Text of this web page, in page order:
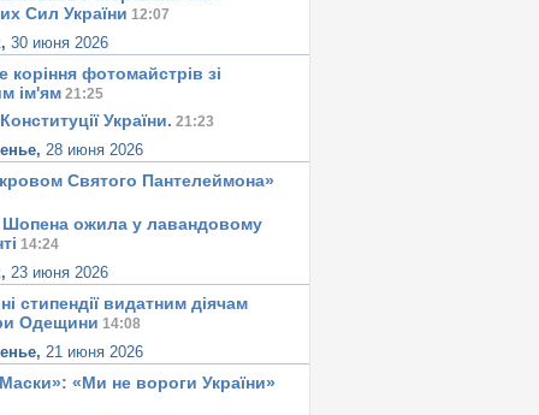
Сил України 12:07
30 июня 2026
корiння фотомайстрiв зі
iм'ям 21:25
України. 21:23
28 июня 2026
Святого Пантелеймона»
Шопена ожила у лавандовому
14:24
23 июня 2026
стипендії видатним діячам
Одещини 14:08
21 июня 2026
«Ми не вороги України»